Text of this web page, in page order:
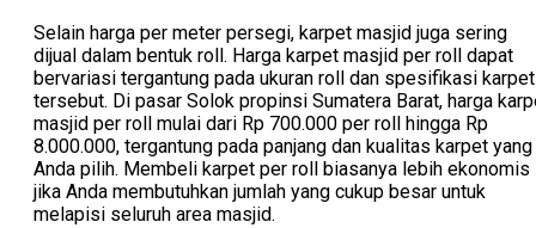
Selain harga per meter persegi, karpet masjid juga sering
dijual dalam bentuk roll. Harga karpet masjid per roll dapat
bervariasi tergantung pada ukuran roll dan spesifikasi karpet
tersebut. Di pasar Solok propinsi Sumatera Barat, harga
masjid per roll mulai dari Rp 700.000 per roll hingga Rp
8.000.000, tergantung pada panjang dan kualitas karpet yang
Anda pilih. Membeli karpet per roll biasanya lebih ekonomis
jika Anda membutuhkan jumlah yang cukup besar untuk
melapisi seluruh area masjid.